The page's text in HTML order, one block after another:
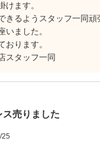
けます。
きるようスタッフ一同頑
いました。
おります。
スタッフ一同
売りました
25